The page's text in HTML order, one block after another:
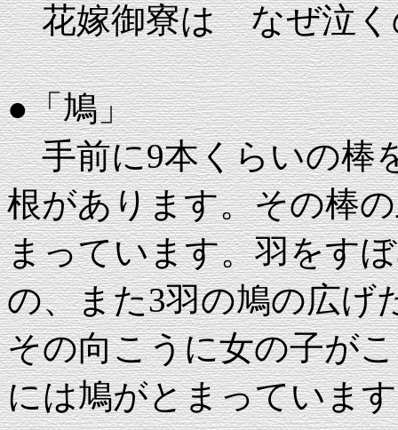
花嫁御寮は なぜ泣く
●「鳩」
手前に9本くらいの棒
根があります。その棒
まっています。羽をす
の、また3羽の鳩の広げ
その向こうに女の子が
には鳩がとまっていま